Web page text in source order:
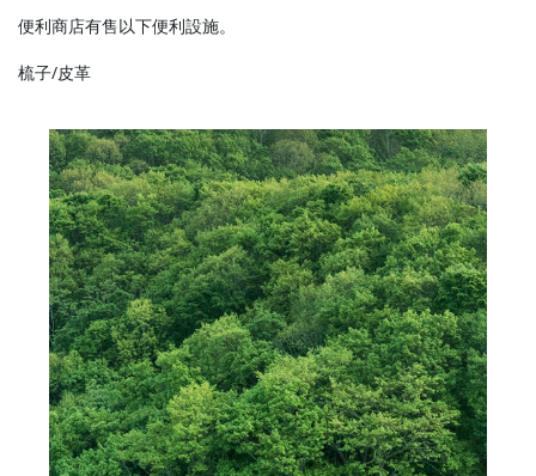
便利商店有售以下便利設施。
梳子/皮革